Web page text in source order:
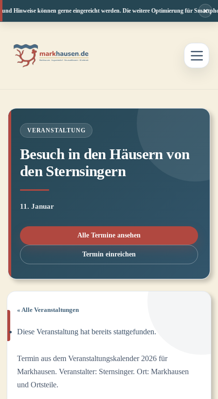
Hinweise können gerne eingereicht werden. Die weitere Optimierung für ×
springen
VERANSTALTUNG
Besuch in den Häusern von
den Sternsingern
11. Januar
Alle Termine ansehen
Termin einreichen
« Alle Veranstaltungen
Diese Veranstaltung hat bereits stattgefunden.
Termin aus dem Veranstaltungskalender 2026 für
Markhausen. Veranstalter: Sternsinger. Ort: Markhausen
und Ortsteile.